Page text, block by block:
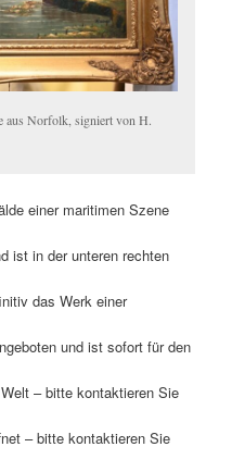
aus Norfolk, signiert von H.
einer maritimen Szene
ist in der unteren rechten
das Werk einer
und ist sofort für den
– bitte kontaktieren Sie
– bitte kontaktieren Sie